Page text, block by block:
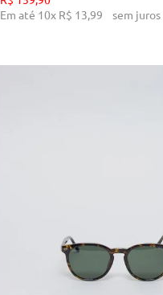
Em até 10x R$ 13,99 sem juros